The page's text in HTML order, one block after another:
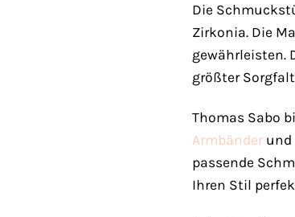
Die
Zirkonia. Die
gewährleisten.
größter
Thomas Sabo
Armbänder und
passende
Ihren Stil